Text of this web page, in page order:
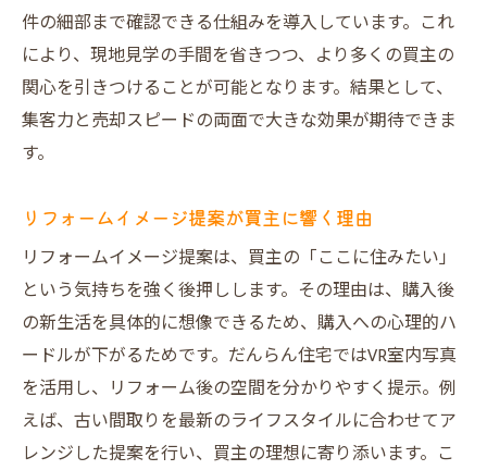
件の細部まで確認できる仕組みを導入しています。これ
により、現地見学の手間を省きつつ、より多くの買主の
関心を引きつけることが可能となります。結果として、
集客力と売却スピードの両面で大きな効果が期待できま
す。
リフォームイメージ提案が買主に響く理由
リフォームイメージ提案は、買主の「ここに住みたい」
という気持ちを強く後押しします。その理由は、購入後
の新生活を具体的に想像できるため、購入への心理的ハ
ードルが下がるためです。だんらん住宅ではVR室内写真
を活用し、リフォーム後の空間を分かりやすく提示。例
えば、古い間取りを最新のライフスタイルに合わせてア
レンジした提案を行い、買主の理想に寄り添います。こ